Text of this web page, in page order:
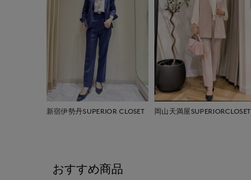
新宿伊勢丹SUPERIOR CLOSET 岡山天満屋SUPERIORCLOSET
おすすめ商品